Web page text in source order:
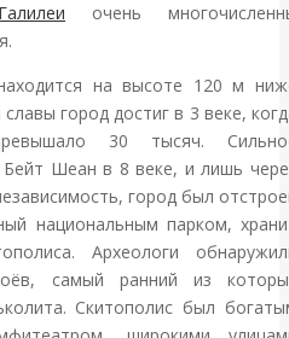
очень
на высоте 120 м
город достиг в 3 веке,
30 тысяч.
Бейт Шеан в 8 веке, и лишь
город был
национальным парком,
Археологи
самый ранний из
Скитополис был